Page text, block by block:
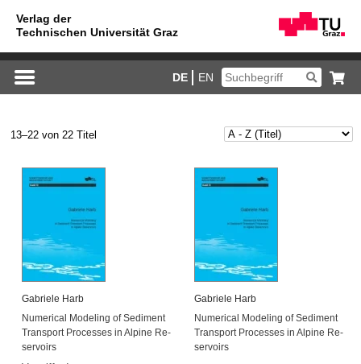
DE EN
13–22 von 22 Titel
Ga­brie­le Harb
Nu­me­ri­cal Mo­de­ling of Se­di­ment
Trans­port Pro­ces­ses in Al­pi­ne Re­
ser­voirs
Ga­brie­le Harb
Nu­me­ri­cal Mo­de­ling of Se­di­ment
Trans­port Pro­ces­ses in Al­pi­ne Re­
ser­voirs